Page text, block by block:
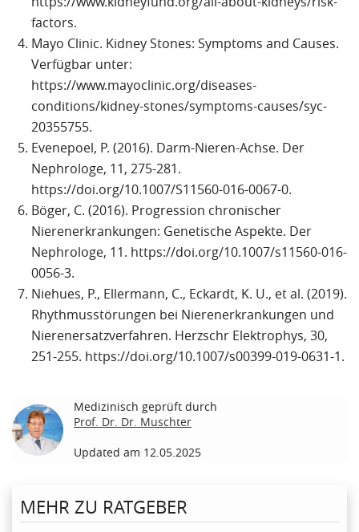
factors.
Mayo Clinic. Kidney Stones: Symptoms and Causes.
Verfügbar unter:
https://www.mayoclinic.org/diseases-
conditions/kidney-stones/symptoms-causes/syc-
20355755.
Evenepoel, P. (2016). Darm-Nieren-Achse. Der
Nephrologe, 11, 275-281.
https://doi.org/10.1007/S11560-016-0067-0.
Böger, C. (2016). Progression chronischer
Nierenerkrankungen: Genetische Aspekte. Der
Nephrologe, 11. https://doi.org/10.1007/s11560-016-
0056-3.
Niehues, P., Ellermann, C., Eckardt, K. U., et al. (2019).
Rhythmusstörungen bei Nierenerkrankungen und
Nierenersatzverfahren. Herzschr Elektrophys, 30,
251-255. https://doi.org/10.1007/s00399-019-0631-1.
Medizinisch geprüft durch
Prof. Dr. Dr. Muschter
Updated am 12.05.2025
MEHR ZU RATGEBER